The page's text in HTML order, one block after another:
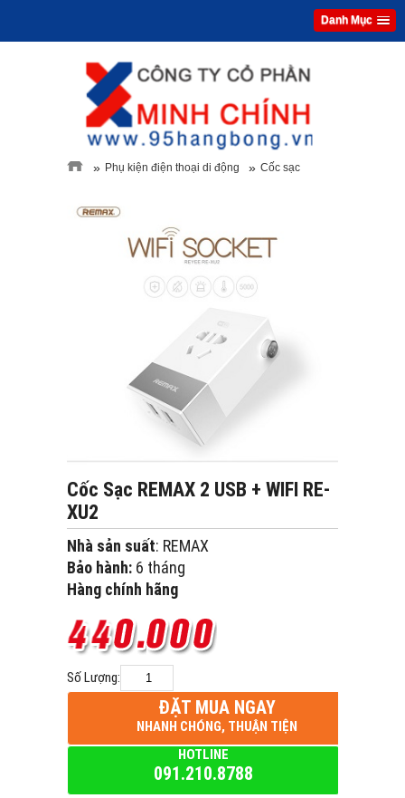
Danh Mục
» Phụ kiện điện thoại di động » Cốc sạc
Cốc Sạc REMAX 2 USB + WIFI RE-
XU2
Nhà sản suất: REMAX
Bảo hành: 6 tháng
Hàng chính hãng
Số Lượng:
ĐẶT MUA NGAY
NHANH CHÓNG, THUẬN TIỆN
HOTLINE
091.210.8788